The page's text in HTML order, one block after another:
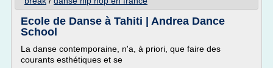
Ecole de Danse à Tahiti | Andrea Dance
School
La danse contemporaine, n'a, à priori, que faire des
courants esthétiques et se